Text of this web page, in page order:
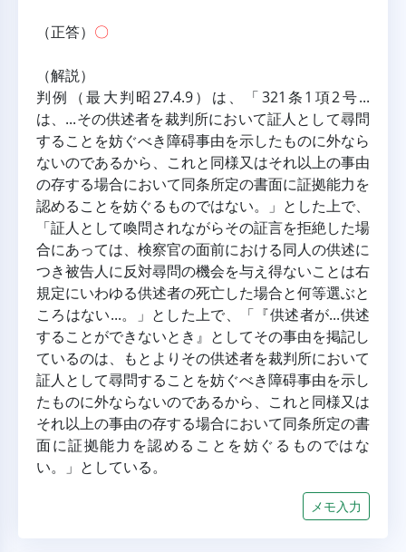
（正答） 〇
（解説）
判例（最大判昭27.4.9）は、「321条1項2号...
は、...その供述者を裁判所において証人として尋問
することを妨ぐべき障碍事由を示したものに外なら
ないのであるから、これと同様又はそれ以上の事由
の存する場合において同条所定の書面に証拠能力を
認めることを妨ぐるものではない。」とした上で、
「証人として喚問されながらその証言を拒絶した場
合にあっては、検察官の面前における同人の供述に
つき被告人に反対尋問の機会を与え得ないことは右
規定にいわゆる供述者の死亡した場合と何等選ぶと
ころはない...。」とした上で、「『供述者が...供述
することができないとき』としてその事由を掲記し
ているのは、もとよりその供述者を裁判所において
証人として尋問することを妨ぐべき障碍事由を示し
たものに外ならないのであるから、これと同様又は
それ以上の事由の存する場合において同条所定の書
面に証拠能力を認めることを妨ぐるものではな
い。」としている。
メモ入力